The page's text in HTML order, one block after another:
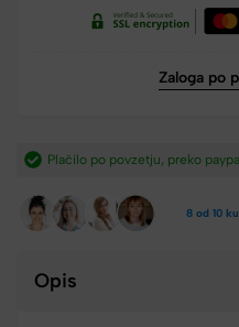
Zaloga po
Hitra dostava iz
8 od 10
Opis